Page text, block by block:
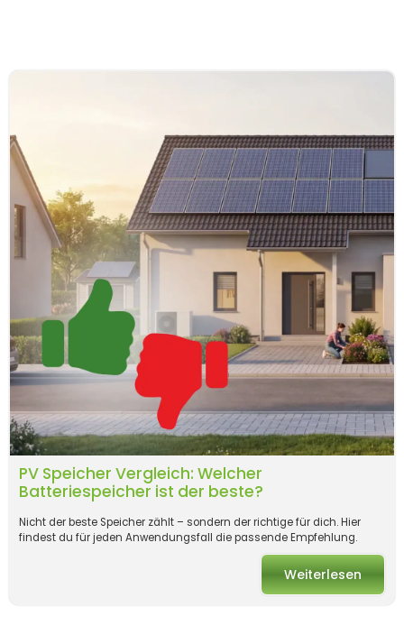
PV Speicher Vergleich: Welcher
Batteriespeicher ist der beste?
Nicht der beste Speicher zählt – sondern der richtige für dich. Hier
findest du für jeden Anwendungsfall die passende Empfehlung.
Weiterlesen